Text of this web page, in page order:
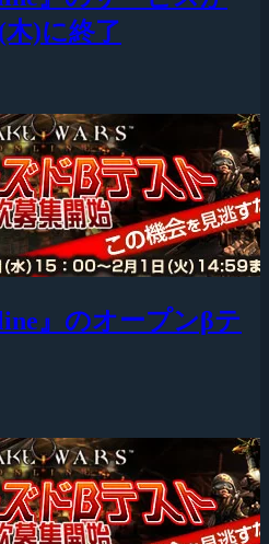
木)に終了
』のオープンβテ